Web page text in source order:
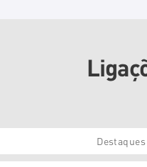
Destaques